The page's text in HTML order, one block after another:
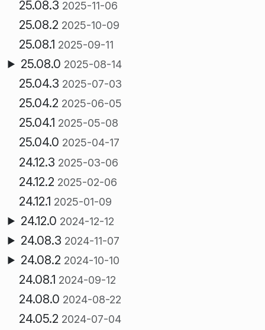
25.08.3 2025-11-06
25.08.2 2025-10-09
25.08.1 2025-09-11
25.08.0 2025-08-14
25.04.3 2025-07-03
25.04.2 2025-06-05
25.04.1 2025-05-08
25.04.0 2025-04-17
24.12.3 2025-03-06
24.12.2 2025-02-06
24.12.1 2025-01-09
24.12.0 2024-12-12
24.08.3 2024-11-07
24.08.2 2024-10-10
24.08.1 2024-09-12
24.08.0 2024-08-22
24.05.2 2024-07-04